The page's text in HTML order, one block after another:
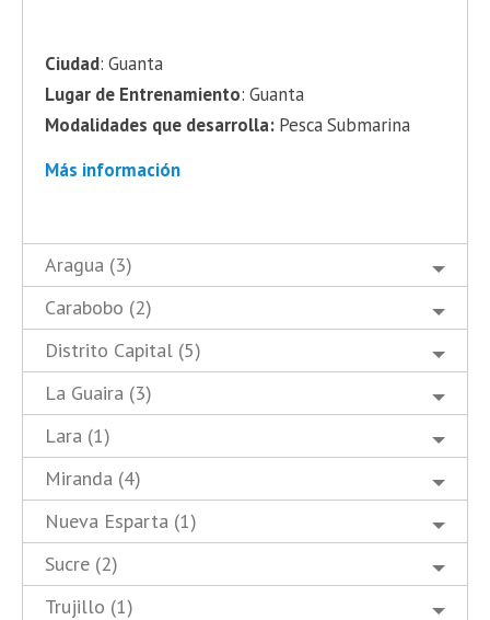
Ciudad: Guanta
Lugar de Entrenamiento: Guanta
Modalidades que desarrolla: Pesca Submarina
Más información
Aragua (3)
Carabobo (2)
Distrito Capital (5)
La Guaira (3)
Lara (1)
Miranda (4)
Nueva Esparta (1)
Sucre (2)
Trujillo (1)